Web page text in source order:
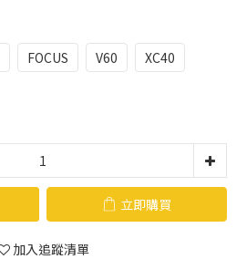
FOCUS V60
XC40
立即購買
加入追蹤清單